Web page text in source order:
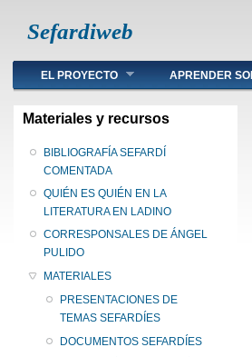
Sefardiweb
Main menu
EL PROYECTO APRENDER
Materiales y recursos
BIBLIOGRAFÍA SEFARDÍ
COMENTADA
QUIÉN ES QUIÉN EN LA
LITERATURA EN LADINO
CORRESPONSALES DE ÁNGEL
PULIDO
MATERIALES
PRESENTACIONES DE
TEMAS SEFARDÍES
DOCUMENTOS SEFARDÍES